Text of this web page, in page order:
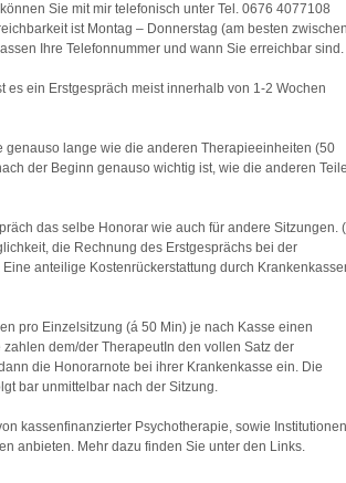
Sie mit mir telefonisch unter Tel. 0676 4077108
ist Montag – Donnerstag (am besten
Ihre Telefonnummer und wann Sie erreichbar sind.
es ein Erstgespräch meist innerhalb von 1-2 Wochen
genauso lange wie die anderen Therapieeinheiten (50
der Beginn genauso wichtig ist, wie die anderen Teile
das selbe Honorar wie auch für andere Sitzungen.
die Rechnung des Erstgesprächs bei der
anteilige Kostenrückerstattung durch
pro Einzelsitzung (á 50 Min) je nach Kasse einen
dem/der TherapeutIn den vollen Satz der
die Honorarnote bei ihrer Krankenkasse ein. Die
bar unmittelbar nach der Sitzung.
kassenfinanzierter Psychotherapie, sowie
anbieten. Mehr dazu finden Sie unter den Links.